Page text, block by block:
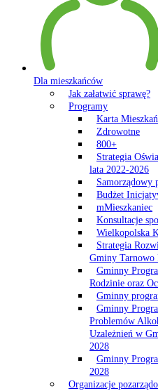
Dla mieszkańców
Jak załatwić sprawę?
Programy
Karta
Zdrowotne
800+
Strategia
lata 2022-2026
Samorządowy
Budżet
mMieszkaniec
Konsultacje
Wielkopolska
Strategia
Gminy Tarnowo
Gminny
Rodzinie oraz
Gminny
Gminny
Problemów
Uzależnień w
2028
Gminny
2028
Organizacje